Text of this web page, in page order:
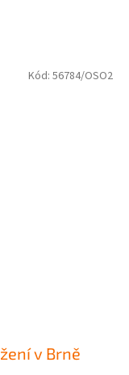
v Brně
Kód: 56784/OSO2